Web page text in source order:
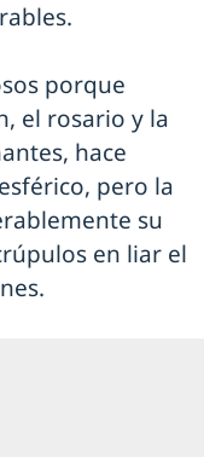
porque
el rosario y la
hace
pero la
su
en liar el